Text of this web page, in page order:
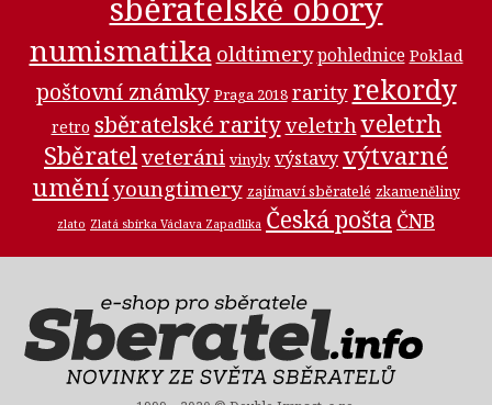
numismatika oldtimery pohlednice Poklad
poštovní známky Praga 2018 rarity rekordy
retro sběratelské rarityveletrhveletrh
Sběratelveteráni vinyly výstavyvýtvarné
uměníyoungtimery zajímaví sběratelé zkameněliny
zlato Zlatá sbírka Václava Zapadlíka Česká pošta ČNB